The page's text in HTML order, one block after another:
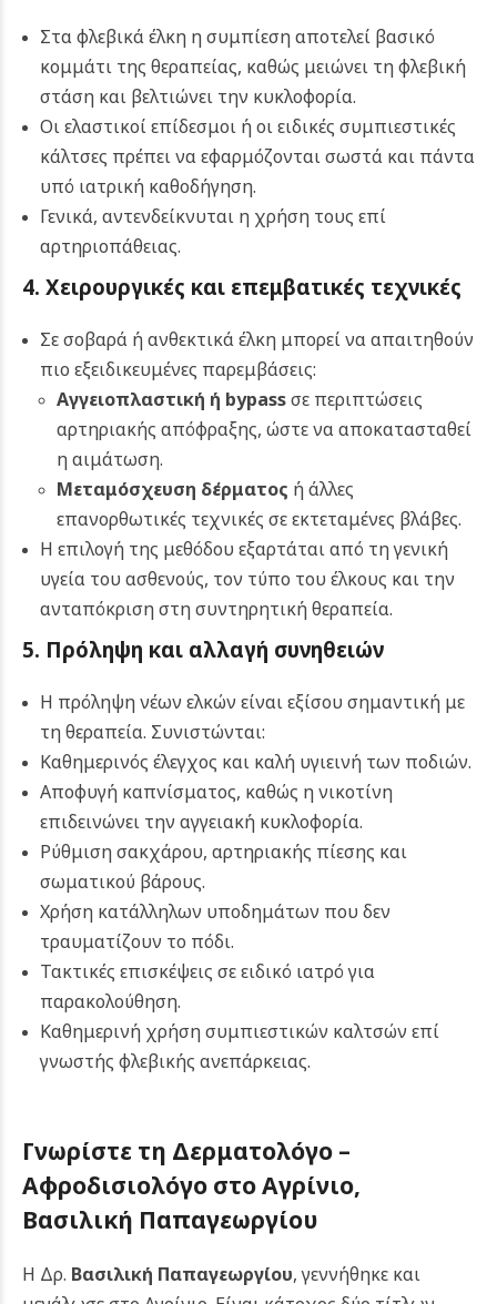
Στα φλεβικά έλκη η συμπίεση αποτελεί βασικό
κομμάτι της θεραπείας, καθώς μειώνει τη φλεβική
στάση και βελτιώνει την κυκλοφορία.
Οι ελαστικοί επίδεσμοι ή οι ειδικές συμπιεστικές
κάλτσες πρέπει να εφαρμόζονται σωστά και πάντα
υπό ιατρική καθοδήγηση.
Γενικά, αντενδείκνυται η χρήση τους επί
αρτηριοπάθειας.
4. Χειρουργικές και επεμβατικές τεχνικές
Σε σοβαρά ή ανθεκτικά έλκη μπορεί να απαιτηθούν
πιο εξειδικευμένες παρεμβάσεις:
Αγγειοπλαστική ή bypassσε περιπτώσεις
αρτηριακής απόφραξης, ώστε να αποκατασταθεί
η αιμάτωση.
Μεταμόσχευση δέρματος ή άλλες
επανορθωτικές τεχνικές σε εκτεταμένες βλάβες.
Η επιλογή της μεθόδου εξαρτάται από τη γενική
υγεία του ασθενούς, τον τύπο του έλκους και την
ανταπόκριση στη συντηρητική θεραπεία.
5. Πρόληψη και αλλαγή συνηθειών
Η πρόληψη νέων ελκών είναι εξίσου σημαντική με
τη θεραπεία. Συνιστώνται:
Καθημερινός έλεγχος και καλή υγιεινή των ποδιών.
Αποφυγή καπνίσματος, καθώς η νικοτίνη
επιδεινώνει την αγγειακή κυκλοφορία.
Ρύθμιση σακχάρου, αρτηριακής πίεσης και
σωματικού βάρους.
Χρήση κατάλληλων υποδημάτων που δεν
τραυματίζουν το πόδι.
Τακτικές επισκέψεις σε ειδικό ιατρό για
παρακολούθηση.
Καθημερινή χρήση συμπιεστικών καλτσών επί
γνωστής φλεβικής ανεπάρκειας.
Γνωρίστε τη Δερματολόγο –
Αφροδισιολόγο στο Αγρίνιο,
Βασιλική Παπαγεωργίου
Η Δρ. Βασιλική Παπαγεωργίου, γεννήθηκε και